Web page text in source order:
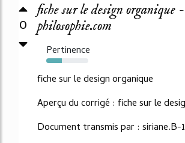
0
fiche sur le design
philosophie.com
Pertinence
37%
fiche sur le design organique
Aperçu du corrigé : fiche sur le
Document transmis par : siriane.B-